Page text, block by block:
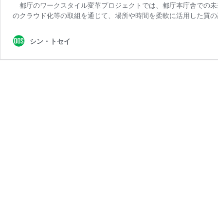
都庁のワークスタイル変革プロジェクトでは、都庁本庁舎での
のクラウド化等の取組を通じて、場所や時間を柔軟に活用した質
シン・トセイ